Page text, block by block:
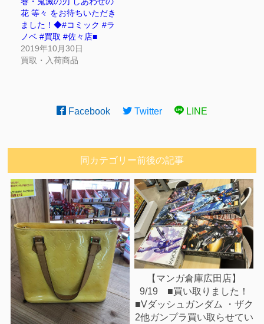
花 等々 をお待ちいただき
ました！◆#コミック #ラ
ノベ #買取 #佐々店■
2019年10月30日
買取・入荷商品
Facebook Twitter LINE
同カテゴリー前後の記事
【マンガ倉庫広田店】
9/19 ■買い取りました！
■Vダッシュガンダム ・ザク
2他ガンプラ買い取らせてい